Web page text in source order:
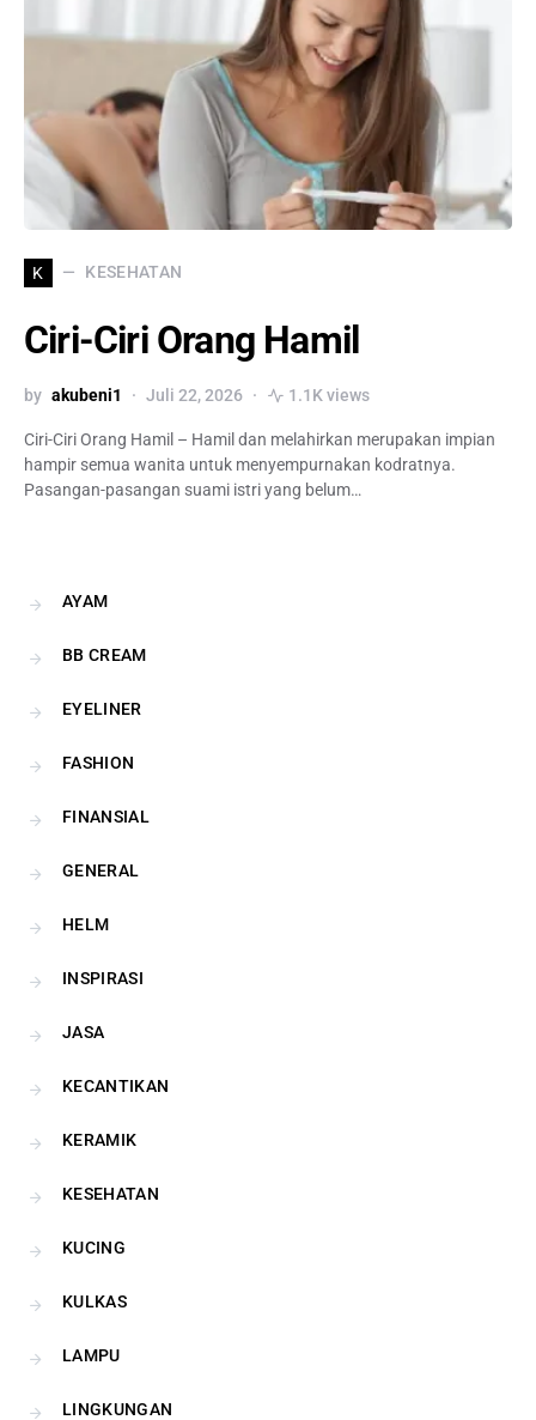
K KESEHATAN
Ciri-Ciri Orang Hamil
by akubeni1 Juli 22, 2026 1.1K views
Ciri-Ciri Orang Hamil – Hamil dan melahirkan merupakan impian
hampir semua wanita untuk menyempurnakan kodratnya.
Pasangan-pasangan suami istri yang belum…
AYAM
BB CREAM
EYELINER
FASHION
FINANSIAL
GENERAL
HELM
INSPIRASI
JASA
KECANTIKAN
KERAMIK
KESEHATAN
KUCING
KULKAS
LAMPU
LINGKUNGAN